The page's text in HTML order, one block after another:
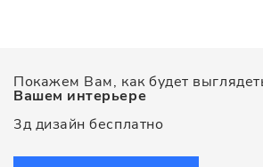
Покажем Вам, как будет
Вашем интерьере
3д дизайн бесплатно